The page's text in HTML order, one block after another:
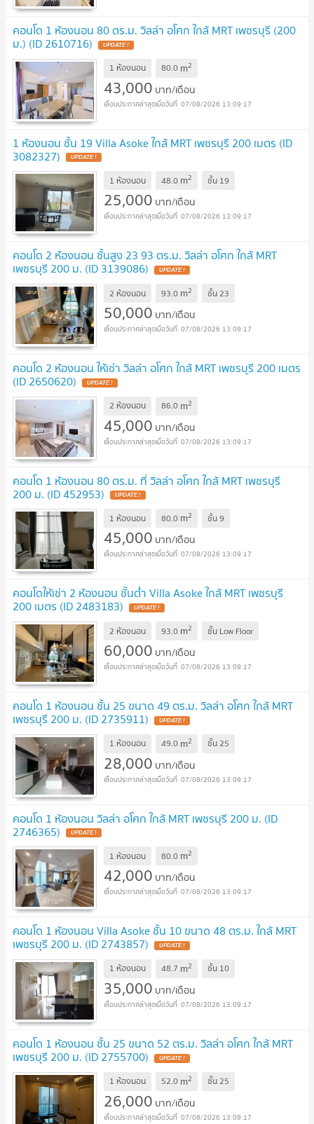
คอนโด 1 ห้องนอน 80 ตร.ม. วิลล่า อโศก ใกล้ MRT เพชรบุรี (200
ม.) (ID 2610716) UPDATE !
1 ห้องนอน 80.0 m2
43,000 บาท/เดือน
07/08/2026 13:09:17
1 ห้องนอน ชั้น 19 Villa Asoke ใกล้ MRT เพชรบุรี 200 เมตร (ID
3082327) UPDATE !
1 ห้องนอน 48.0 m2 ชั้น 19
25,000 บาท/เดือน
07/08/2026 13:09:17
คอนโด 2 ห้องนอน ชั้นสูง 23 93 ตร.ม. วิลล่า อโศก ใกล้ MRT
เพชรบุรี 200 ม. (ID 3139086) UPDATE !
2 ห้องนอน 93.0 m2 ชั้น23
50,000 บาท/เดือน
07/08/2026 13:09:17
คอนโด 2 ห้องนอน ให้เช่า วิลล่า อโศก ใกล้ MRT เพชรบุรี 200 เมตร
(ID 2650620) UPDATE !
2 ห้องนอน 86.0 m2
45,000 บาท/เดือน
07/08/2026 13:09:17
คอนโด 1 ห้องนอน 80 ตร.ม. ที่ วิลล่า อโศก ใกล้ MRT เพชรบุรี
200 ม. (ID 452953) UPDATE !
1 ห้องนอน 80.0 m2 ชั้น9
45,000 บาท/เดือน
07/08/2026 13:09:17
คอนโดให้เช่า 2 ห้องนอน ชั้นต่ำ Villa Asoke ใกล้ MRT เพชรบุรี
200 เมตร (ID 2483183) UPDATE !
2 ห้องนอน 93.0 m2 ชั้น Low Floor
60,000 บาท/เดือน
07/08/2026 13:09:17
คอนโด 1 ห้องนอน ชั้น 25 ขนาด 49 ตร.ม. วิลล่า อโศก ใกล้ MRT
เพชรบุรี 200 ม. (ID 2735911) UPDATE !
1 ห้องนอน 49.0 m2 ชั้น25
28,000 บาท/เดือน
07/08/2026 13:09:17
คอนโด 1 ห้องนอน วิลล่า อโศก ใกล้ MRT เพชรบุรี 200 ม. (ID
2746365) UPDATE !
1 ห้องนอน 80.0 m2
42,000 บาท/เดือน
07/08/2026 13:09:17
คอนโด 1 ห้องนอน Villa Asoke ชั้น 10 ขนาด 48 ตร.ม. ใกล้ MRT
เพชรบุรี 200 ม. (ID 2743857) UPDATE !
1 ห้องนอน 48.7 m2 ชั้น 10
35,000 บาท/เดือน
07/08/2026 13:09:17
คอนโด 1 ห้องนอน ชั้น 25 ขนาด 52 ตร.ม. วิลล่า อโศก ใกล้ MRT
เพชรบุรี 200 ม. (ID 2755700) UPDATE !
1 ห้องนอน 52.0 m2 ชั้น25
26,000 บาท/เดือน
07/08/2026 13:09:17